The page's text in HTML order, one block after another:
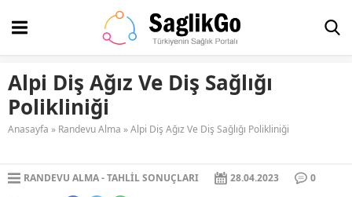
Alpi Diş Ağız Ve Diş Sağlığı
Polikliniği
Anasayfa » Randevu Alma »Alpi Diş Ağız Ve Diş Sağlığı Polikliniği
RANDEVU ALMA TAHLIL SONUÇLARI 28.04.2023
0